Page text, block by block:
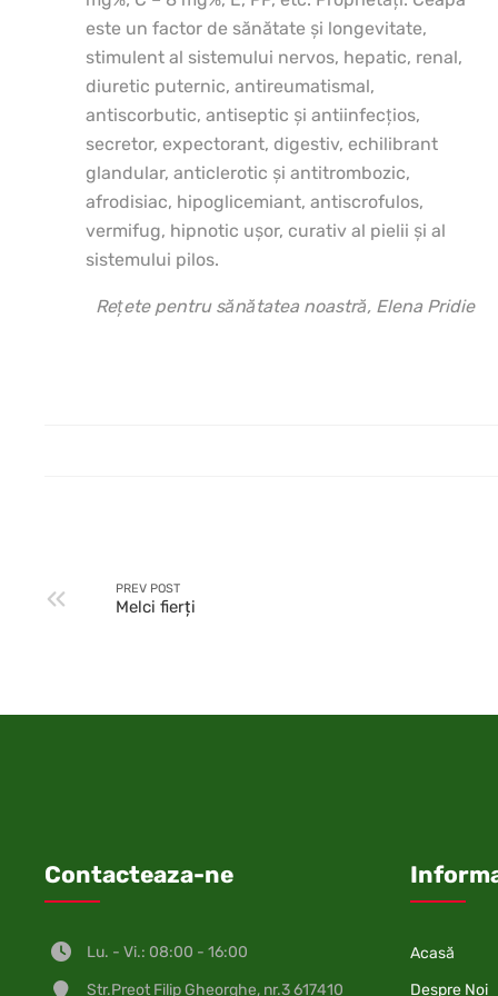
este un factor de sănătate şi longevitate,
stimulent al sistemului nervos, hepatic, renal,
diuretic puternic, antireumatismal,
antiscorbutic, antiseptic şi antiinfecţios,
secretor, expectorant, digestiv, echilibrant
glandular, anticlerotic şi antitrombozic,
afrodisiac, hipoglicemiant, antiscrofulos,
vermifug, hipnotic uşor, curativ al pielii şi al
sistemului pilos.
Rețete pentru sănătatea noastră, Elena Pridie
PREV POST
Melci fierţi
Contacteaza-ne
Lu. - Vi.: 08:00 - 16:00
Str.Preot Filip Gheorghe, nr.3 617410
Acasă
Despre Noi